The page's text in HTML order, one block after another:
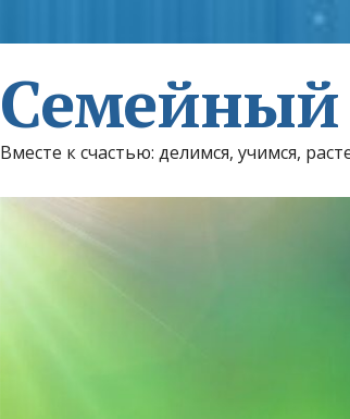
Семейный
Вместе к счастью: делимся, учимся,